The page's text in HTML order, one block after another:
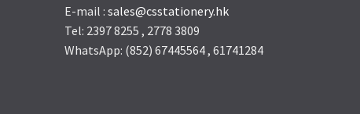
E-mail : sales@csstationery.hk
Tel: 2397 8255 , 2778 3809
WhatsApp: (852) 67445564 , 61741284